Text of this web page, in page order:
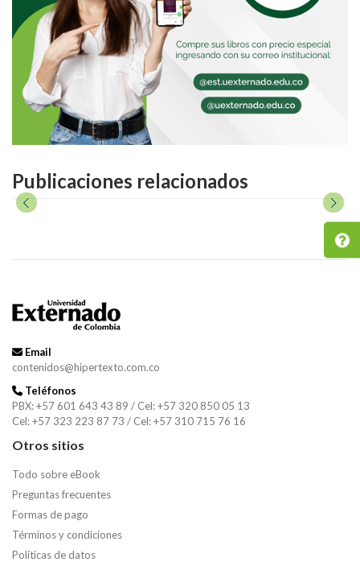
Publicaciones relacionados
Email
contenidos@hipertexto.com.co
Teléfonos
PBX: +57 601 643 43 89 / Cel: +57 320 850 05 13
Cel: +57 323 223 87 73 / Cel: +57 310 715 76 16
Otros sitios
Todo sobre eBook
Preguntas frecuentes
Formas de pago
Términos y condiciones
Políticas de datos